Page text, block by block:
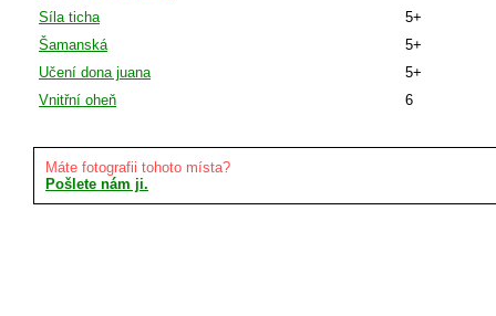
Síla ticha
5+
Šamanská
5+
Učení dona juana
5+
Vnitřní oheň
6
Máte fotografii tohoto místa?
Pošlete nám ji.